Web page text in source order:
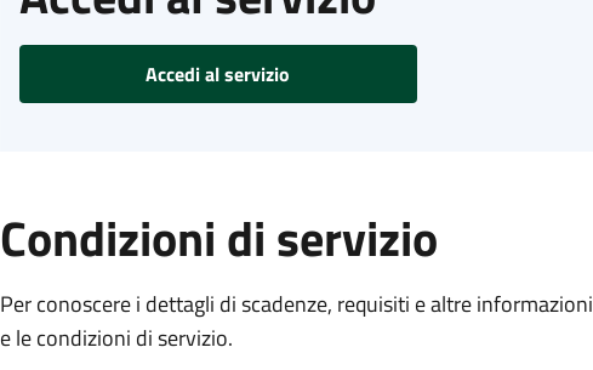
Accedi al servizio
Condizioni di servizio
Per conoscere i dettagli di scadenze, requisiti e altre
e le condizioni di servizio.